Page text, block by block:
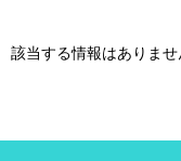
該当する情報はありませ